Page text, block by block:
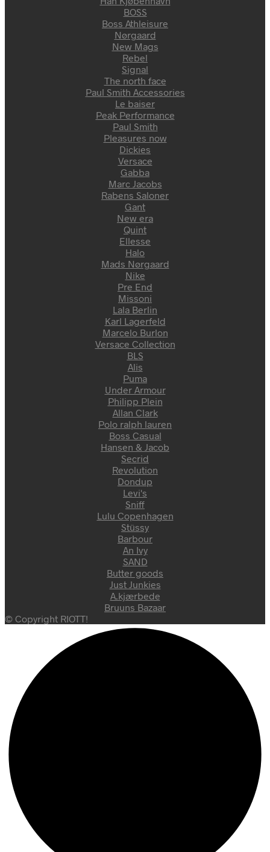
BOSS
Boss Athleisure
Nørgaard
New Mags
Rebel
Signal
The north face
Paul Smith Accessories
Le baiser
Peak Performance
Paul Smith
Pleasures now
Dickies
Versace
Gabba
Marc Jacobs
Rabens Saloner
Gant
New era
Quint
Ellesse
Halo
Mads Nørgaard
Nike
Pre End
Missoni
Lala Berlin
Karl Lagerfeld
Marcelo Burlon
Versace Collection
BLS
Alis
Puma
Under Armour
Philipp Plein
Allan Clark
Polo ralph lauren
Boss Casual
Hansen & Jacob
Secrid
Revolution
Dondup
Levi's
Sniff
Lulu Copenhagen
Stüssy
Barbour
An Ivy
SAND
Butter goods
Just Junkies
A.kjærbede
Bruuns Bazaar
© Copyright RIOTT!